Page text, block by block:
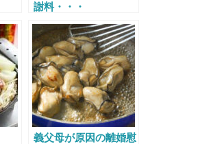
謝料・・・
義父母が原因の離婚慰